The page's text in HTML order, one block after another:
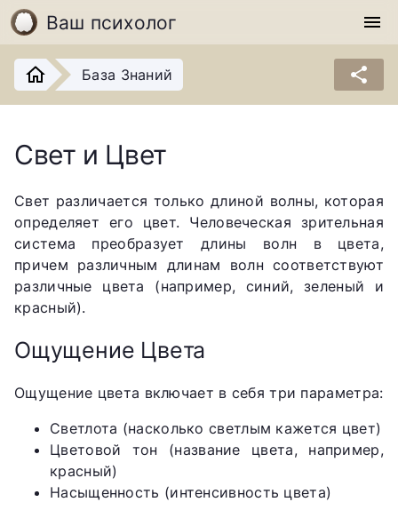
Ваш психолог menu
База Знаний share
Свет и Цвет
Свет различается только длиной волны, которая
определяет его цвет. Человеческая зрительная
система преобразует длины волн в цвета,
причем различным длинам волн соответствуют
различные цвета (например, синий, зеленый и
красный).
Ощущение Цвета
Ощущение цвета включает в себя три параметра:
Светлота (насколько светлым кажется цвет)
Цветовой тон (название цвета, например,
красный)
Насыщенность (интенсивность цвета)